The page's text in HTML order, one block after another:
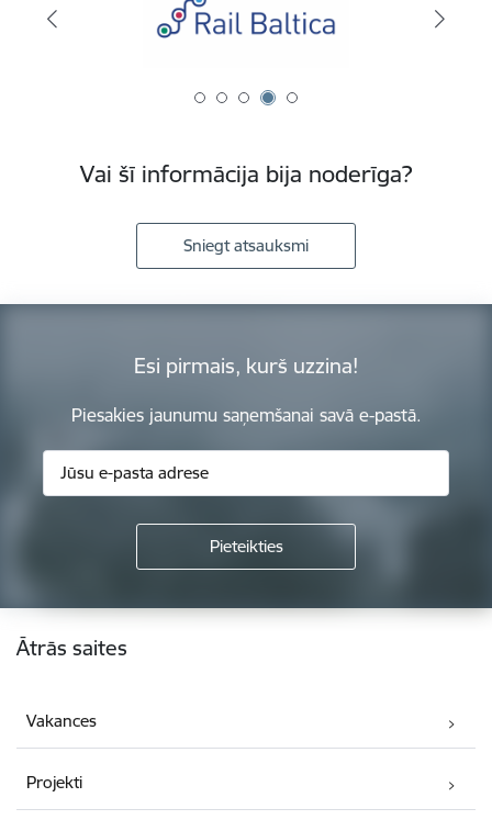
Vai šī informācija bija noderīga?
Sniegt atsauksmi
Esi pirmais, kurš uzzina!
Piesakies jaunumu saņemšanai savā e-pastā.
Kājene
Ātrās saites
Vakances
Projekti